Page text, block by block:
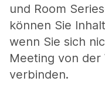
und Room
können Sie
wenn Sie sich
Meeting von der
verbinden.